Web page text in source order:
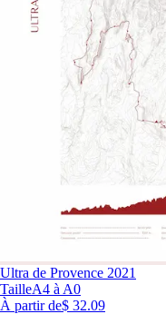
Ultra de Provence 2021
TailleA4 à A0
À partir de$ 32.09